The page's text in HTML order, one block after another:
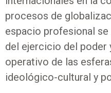
procesos de
espacio profesional
del ejercicio del poder
operativo de las
ideológico-cultural y